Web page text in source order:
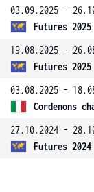
03.09.2025 -
Futures 2025
19.08.2025 -
Futures 2025
03.08.2025 -
Cordenons
27.10.2024 -
Futures 2024